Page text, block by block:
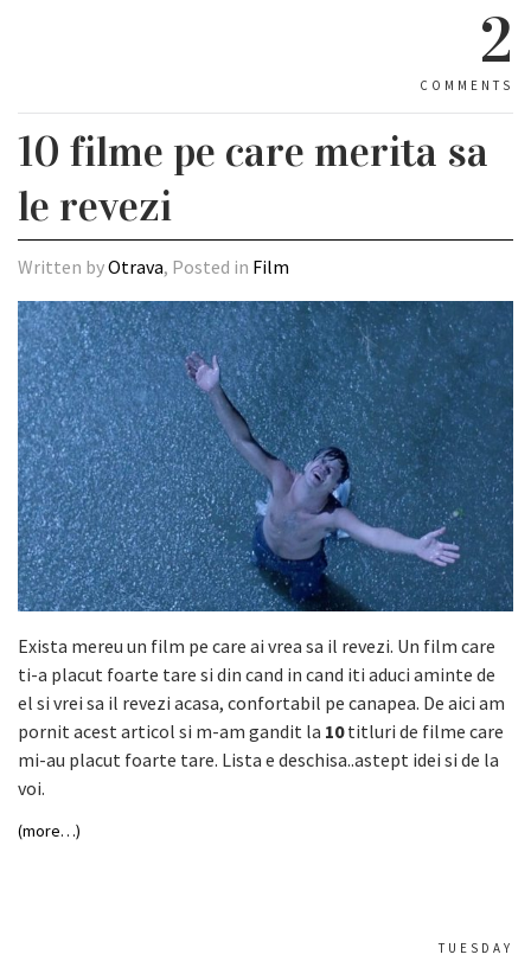
2
COMMENTS
10 filme pe care merita sa
le revezi
Written byOtrava, Posted in Film
Exista mereu un film pe care ai vrea sa il revezi. Un film care
ti-a placut foarte tare si din cand in cand iti aduci aminte de
el si vrei sa il revezi acasa, confortabil pe canapea. De aici am
pornit acest articol si m-am gandit la 10titluri de filme care
mi-au placut foarte tare. Lista e deschisa..astept idei si de la
voi.
(more…)
TUESDAY